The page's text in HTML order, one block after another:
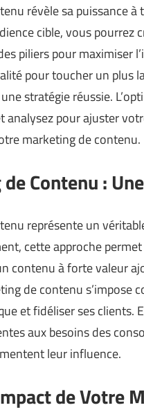
révèle sa puissance
cible, vous pourrez
piliers pour maximiser
pour toucher un plus
stratégie réussie.
analysez pour ajuster
marketing de contenu.
Contenu :
représente un
cette approche
contenu à forte valeur
de contenu
et fidéliser ses
aux besoins des
leur influence.
de Votre